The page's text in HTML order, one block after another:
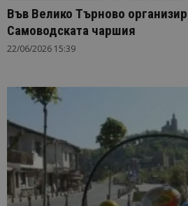
Във Велико Търново
Самоводската чаршия
22/06/2026 15:39